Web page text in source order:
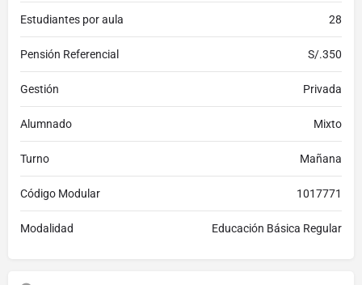
Estudiantes por aula 28
Pensión Referencial S/.350
Gestión Privada
Alumnado Mixto
Turno Mañana
Código Modular 1017771
Modalidad Educación Básica Regular